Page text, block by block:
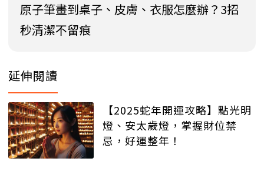
原子筆畫到桌子、皮膚、衣服怎麼辦？3招
秒清潔不留痕
延伸閱讀
【2025蛇年開運攻略】點光明
燈、安太歲燈，掌握財位禁
忌，好運整年！